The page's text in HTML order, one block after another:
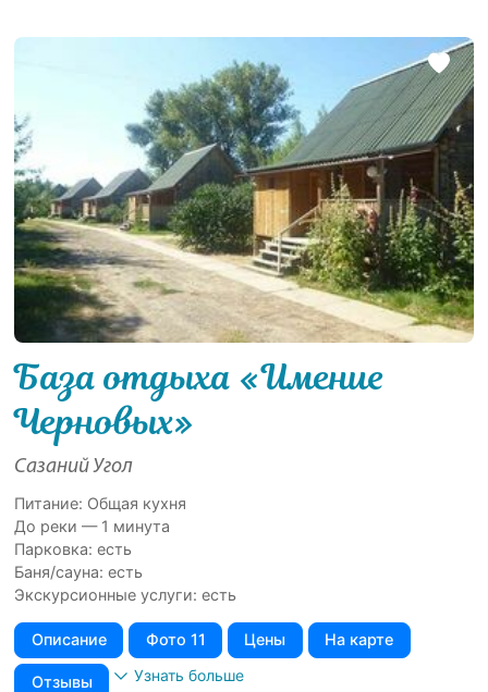
База отдыха «Имение
Черновых»
Сазаний Угол
Питание: Общая кухня
До реки — 1 минута
Парковка: есть
Баня/сауна: есть
Экскурсионные услуги: есть
Описание Фото 11 Цены На карте
Отзывы Узнать больше